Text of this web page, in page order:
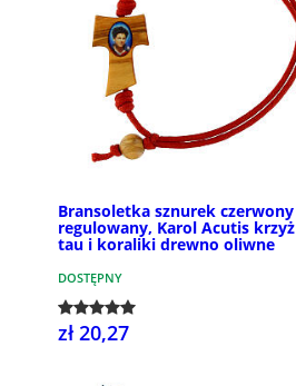
Bransoletka sznurek czerwony
regulowany, Karol Acutis krzyż
tau i koraliki drewno oliwne
DOSTĘPNY
zł 20,27